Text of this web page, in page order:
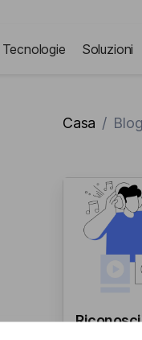
Tecnologie Soluzioni
Casa / Blog